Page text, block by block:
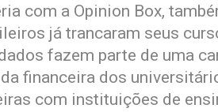
com a Opinion Box,
já trancaram seus
fazem parte de uma
financeira dos
com instituições de